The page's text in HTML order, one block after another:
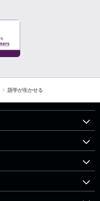
語学が生かせる